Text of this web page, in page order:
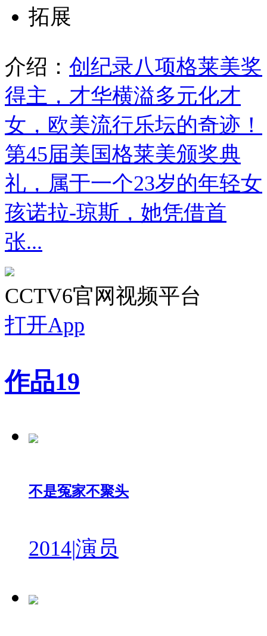
拓展
介绍： 创纪录八项格莱美奖
得主，才华横溢多元化才
女，欧美流行乐坛的奇迹！
第45届美国格莱美颁奖典
礼，属于一个23岁的年轻女
孩诺拉-琼斯，她凭借首
张...
CCTV6官网视频平台
打开App
作品19
不是冤家不聚头
2014|演员